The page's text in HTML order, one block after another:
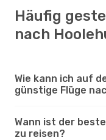
Häufig
nach
Wie kann ich auf
günstige Flüge
Wann ist der
zu reisen?